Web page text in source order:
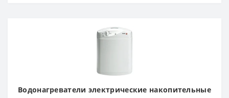
Водонагреватели электрические накопительные